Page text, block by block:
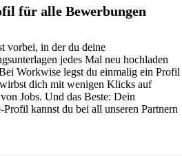
für alle Bewerbungen
vorbei, in der du deine
jedes Mal neu hochladen
Workwise legst du einmalig ein Profil
dich mit wenigen Klicks auf
Jobs. Und das Beste: Dein
kannst du bei all unseren Partnern